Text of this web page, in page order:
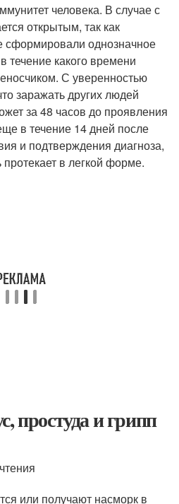
человека. В случае с
открытым, так как
сформировали однозначное
течение какого времени
С уверенностью
заражать других людей
за 48 часов до проявления
в течение 14 дней после
и подтверждения диагноза,
в легкой форме.
простуда и грипп
или получают насморк в